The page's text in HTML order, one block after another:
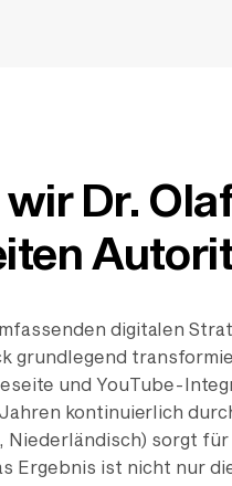
Dr.
digitalen
grundlegend
und YouTube-
kontinuierlich
Niederländisch) sorgt
Ergebnis ist nicht nur